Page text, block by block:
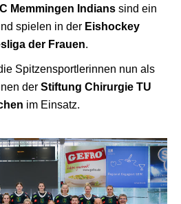
Memmingen Indians sind ein
spielen in der Eishockey
der Frauen.
Spitzensportlerinnen nun als
der Stiftung Chirurgie TU
im Einsatz.